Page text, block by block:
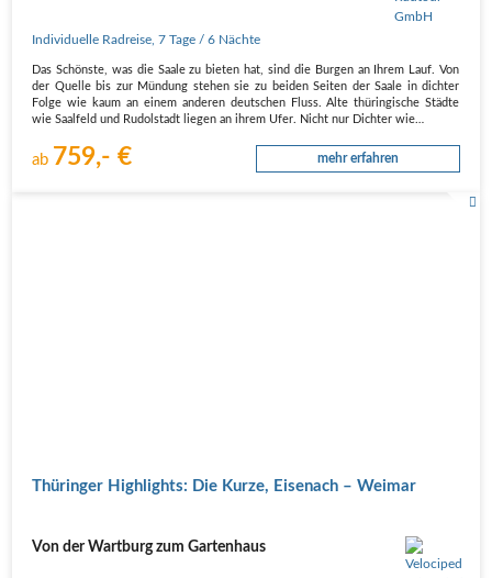
Individuelle Radreise ,7 Tage / 6 Nächte
Das Schönste, was die Saale zu bieten hat, sind die Burgen an Ihrem Lauf. Von
der Quelle bis zur Mündung stehen sie zu beiden Seiten der Saale in dichter
Folge wie kaum an einem anderen deutschen Fluss. Alte thüringische Städte
wie Saalfeld und Rudolstadt liegen an ihrem Ufer. Nicht nur Dichter wie…
ab 759,- € mehr erfahren
Thüringer Highlights: Die Kurze, Eisenach – Weimar
Von der Wartburg zum Gartenhaus